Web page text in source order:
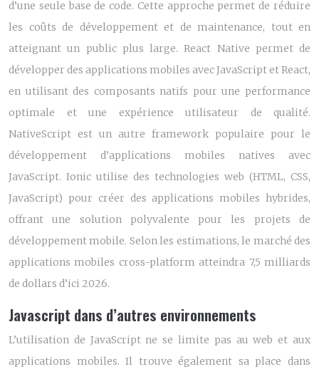
d’une seule base de code. Cette approche permet de réduire
les coûts de développement et de maintenance, tout en
atteignant un public plus large. React Native permet de
développer des applications mobiles avec JavaScript et React,
en utilisant des composants natifs pour une performance
optimale et une expérience utilisateur de qualité.
NativeScript est un autre framework populaire pour le
développement d’applications mobiles natives avec
JavaScript. Ionic utilise des technologies web (HTML, CSS,
JavaScript) pour créer des applications mobiles hybrides,
offrant une solution polyvalente pour les projets de
développement mobile. Selon les estimations, le marché des
applications mobiles cross-platform atteindra 7,5 milliards
de dollars d’ici 2026.
Javascript dans d’autres environnements
L’utilisation de JavaScript ne se limite pas au web et aux
applications mobiles. Il trouve également sa place dans